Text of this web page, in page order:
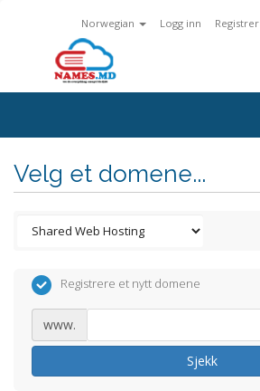
Norwegian Logg inn Registrer
Velg et domene...
Registrere et nytt domene
www.
Sjekk